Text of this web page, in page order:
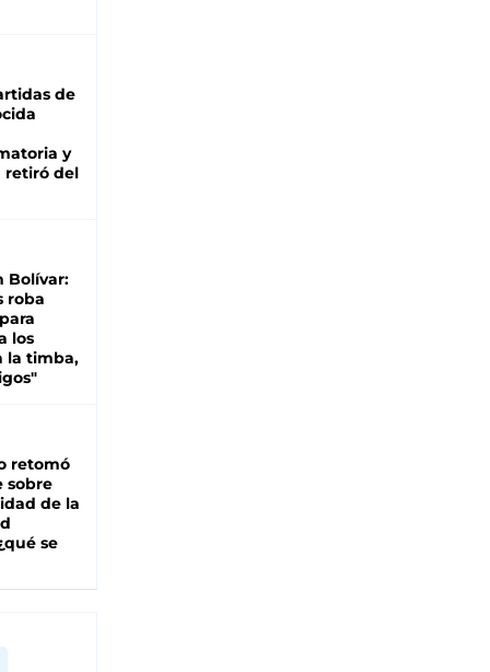
de
y
retiró del
Bolívar:
roba
los
la timba,
retomó
sobre
de la
se